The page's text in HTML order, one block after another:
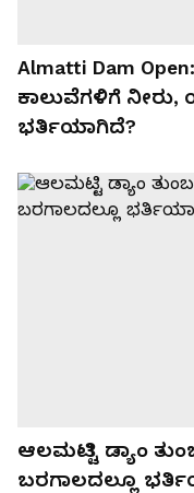
Almatti Dam
ಕಾಲುವೆಗಳಿಗೆ
ಭರ್ತಿಯಾಗಿದೆ?
ಆಲಮಟ್ಟಿ ಡ್ಯಾಂ
ಬರಗಾಲದಲ್ಲೂ